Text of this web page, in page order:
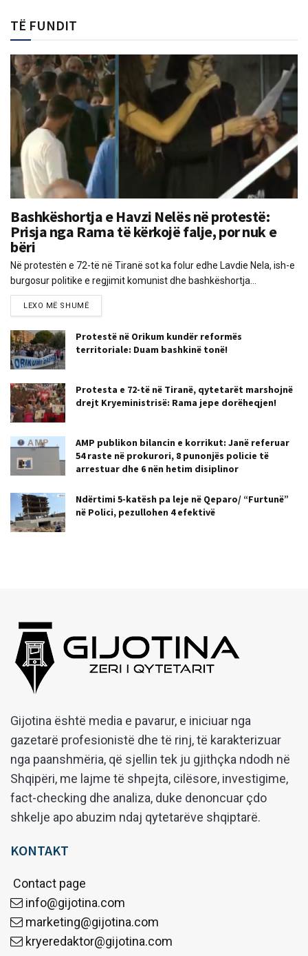
TË FUNDIT
Bashkëshortja e Havzi Nelës në protestë:
Prisja nga Rama të kërkojë falje, por nuk e
bëri
Në protestën e 72-të në Tiranë sot ka folur edhe Lavdie Nela, ish-e
burgosur politike e regjimit komunist dhe bashkëshortja...
LEXO MË SHUMË
Protestë në Orikum kundër reformës
territoriale: Duam bashkinë tonë!
Protesta e 72-të në Tiranë, qytetarët marshojnë
drejt Kryeministrisë: Rama jepe dorëheqjen!
AMP publikon bilancin e korrikut: Janë referuar
54 raste në prokurori, 8 punonjës policie të
arrestuar dhe 6 nën hetim disiplinor
Ndërtimi 5-katësh pa leje në Qeparo/ “Furtunë”
në Polici, pezullohen 4 efektivë
Gijotina është media e pavarur, e iniciuar nga
gazetarë profesionistë dhe të rinj, të karakterizuar
nga paanshmëria, që sjellin tek ju gjithçka ndodh në
Shqipëri, me lajme të shpejta, cilësore, investigime,
fact-checking dhe analiza, duke denoncuar çdo
shkelje apo abuzim ndaj qytetarëve shqiptarë.
KONTAKT
Contact page
info@gijotina.com
marketing@gijotina.com
kryeredaktor@gijotina.com